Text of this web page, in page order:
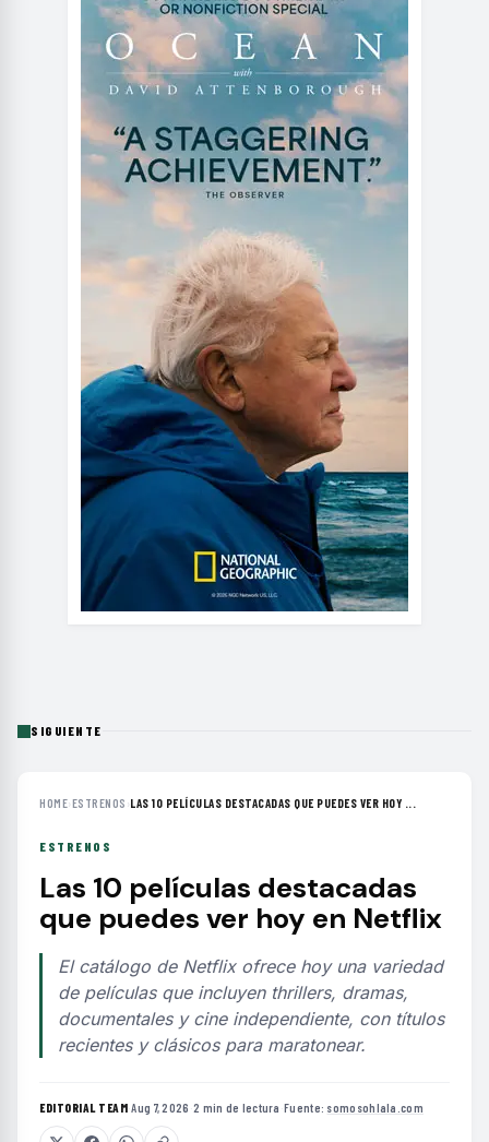
SIGUIENTE
HOME›ESTRENOS ›LAS 10 PELÍCULAS DESTACADAS QUE PUEDES VER HOY ...
ESTRENOS
Las 10 películas destacadas
que puedes ver hoy en Netflix
El catálogo de Netflix ofrece hoy una variedad
de películas que incluyen thrillers, dramas,
documentales y cine independiente, con títulos
recientes y clásicos para maratonear.
EDITORIAL TEAM·Aug 7, 2026 ·2 min de lectura ·Fuente: somosohlala.com